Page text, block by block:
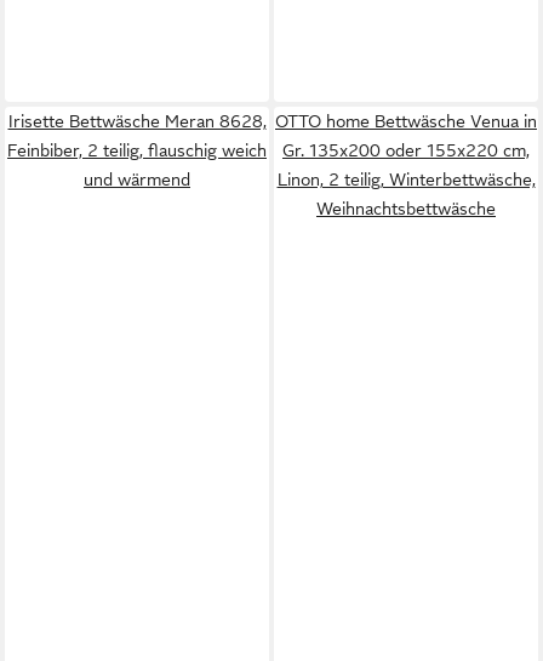
Irisette Bettwäsche Meran 8628,
Feinbiber, 2 teilig, flauschig weich
und wärmend
OTTO home Bettwäsche Venua in
Gr. 135x200 oder 155x220 cm,
Linon, 2 teilig, Winterbettwäsche,
Weihnachtsbettwäsche